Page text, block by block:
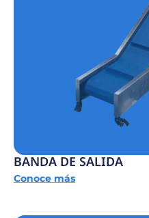
BANDA DE SALIDA
Conoce más